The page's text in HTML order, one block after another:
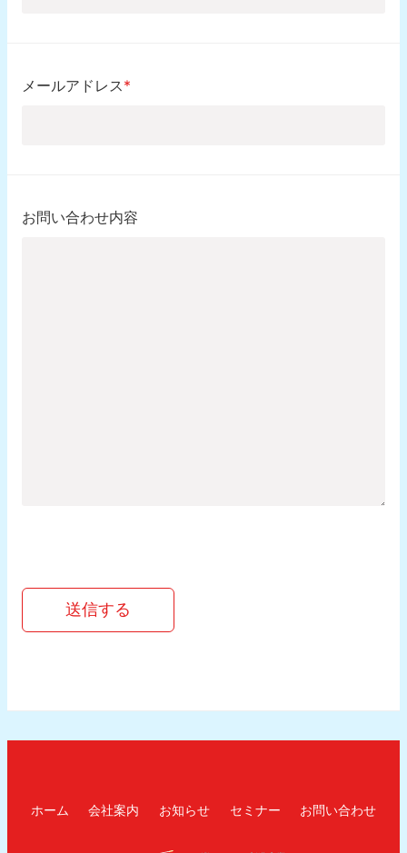
メールアドレス*
お問い合わせ内容
送信する
ホーム 会社案内 お知らせ セミナー お問い合わせ